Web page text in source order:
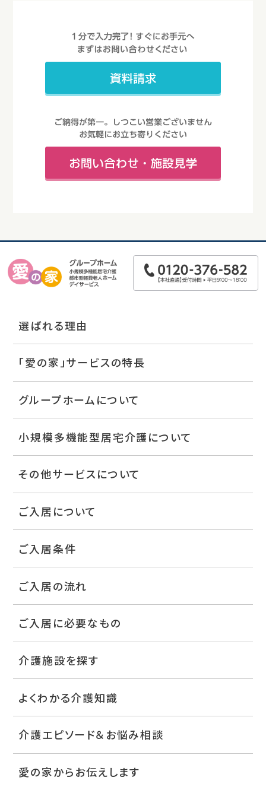
選ばれる理由
「愛の家」サービスの特長
グループホームについて
小規模多機能型居宅介護について
その他サービスについて
ご入居について
ご入居条件
ご入居の流れ
ご入居に必要なもの
介護施設を探す
よくわかる介護知識
介護エピソード＆お悩み相談
愛の家からお伝えします